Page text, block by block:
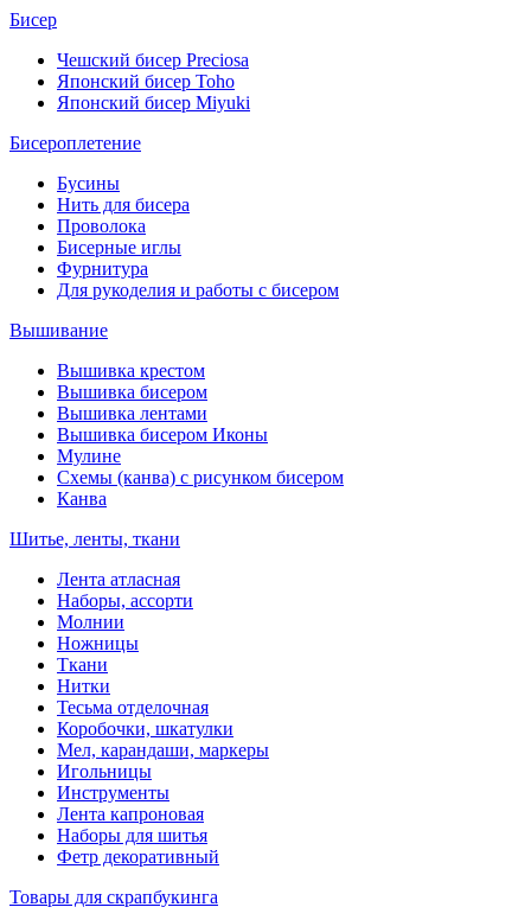
Бисер
Чешский бисер Preciosa
Японский бисер Toho
Японский бисер Miyuki
Бисероплетение
Бусины
Нить для бисера
Проволока
Бисерные иглы
Фурнитура
Для рукоделия и работы с бисером
Вышивание
Вышивка крестом
Вышивка бисером
Вышивка лентами
Вышивка бисером Иконы
Мулине
Схемы (канва) с рисунком бисером
Канва
Шитье, ленты, ткани
Лента атласная
Наборы, ассорти
Молнии
Ножницы
Ткани
Нитки
Тесьма отделочная
Коробочки, шкатулки
Мел, карандаши, маркеры
Игольницы
Инструменты
Лента капроновая
Наборы для шитья
Фетр декоративный
Товары для скрапбукинга